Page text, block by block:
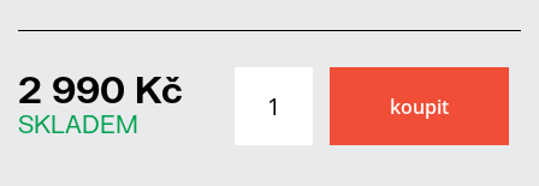
2 990 Kč
SKLADEM